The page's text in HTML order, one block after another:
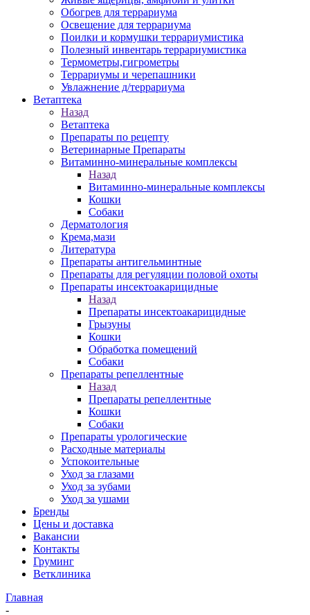
Обогрев для террариума
Освещение для террариума
Поилки и кормушки террариумистика
Полезный инвентарь террариумистика
Термометры,гигрометры
Террариумы и черепашники
Увлажнение д/террариума
Ветаптека
Назад
Ветаптека
Препараты по рецепту
Ветеринарные Препараты
Витаминно-минеральные комплексы
Назад
Витаминно-минеральные комплексы
Кошки
Собаки
Дерматология
Крема,мази
Литература
Препараты антигельминтные
Препараты для регуляции половой охоты
Препараты инсектоакарицидные
Назад
Препараты инсектоакарицидные
Грызуны
Кошки
Обработка помещений
Собаки
Препараты репеллентные
Назад
Препараты репеллентные
Кошки
Собаки
Препараты урологические
Расходные материалы
Успокоительные
Уход за глазами
Уход за зубами
Уход за ушами
Бренды
Цены и доставка
Вакансии
Контакты
Груминг
Ветклиника
Главная
-